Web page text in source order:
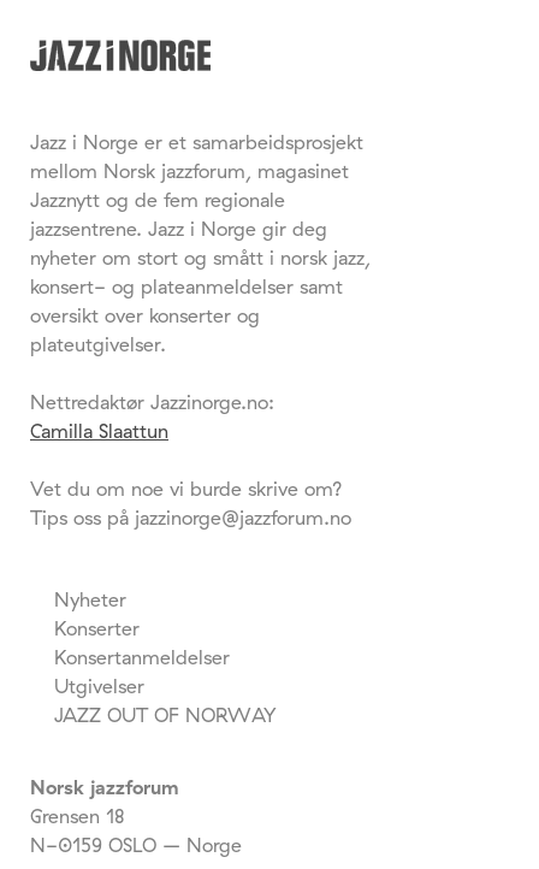
Jazz i Norge er et samarbeidsprosjekt
mellom Norsk jazzforum, magasinet
Jazznytt og de fem regionale
jazzsentrene. Jazz i Norge gir deg
nyheter om stort og smått i norsk jazz,
konsert- og plateanmeldelser samt
oversikt over konserter og
plateutgivelser.
Nettredaktør Jazzinorge.no:
Camilla Slaattun
Vet du om noe vi burde skrive om?
Tips oss på jazzinorge@jazzforum.no
Nyheter
Konserter
Konsertanmeldelser
Utgivelser
JAZZ OUT OF NORWAY
Norsk jazzforum
Grensen 18
N-0159 OSLO – Norge